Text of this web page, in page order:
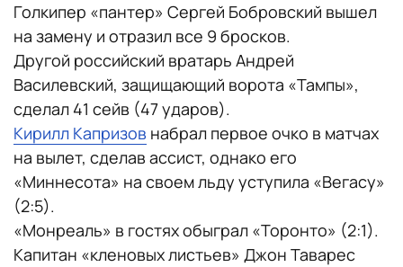
Голкипер «пантер» Сергей Бобровский вышел
на замену и отразил все 9 бросков.
Другой российский вратарь Андрей
Василевский, защищающий ворота «Тампы»,
сделал 41 сейв (47 ударов).
Кирилл Капризов набрал первое очко в матчах
на вылет, сделав ассист, однако его
«Миннесота» на своем льду уступила «Вегасу»
(2:5).
«Монреаль» в гостях обыграл «Торонто» (2:1).
Капитан «кленовых листьев» Джон Таварес